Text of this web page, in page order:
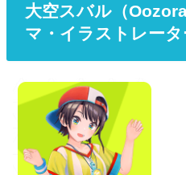
大空スバル（
マ・イラストレータ